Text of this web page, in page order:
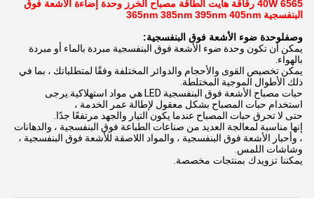
6565 40W رقاقة هايت الطاقة مصباح الخرز وحدة إضاءة الأشعة فوق
البنفسجية 365nm 385nm 395nm 405nm
وصفلوحدة ضوء الأشعة فوق البنفسجية:
يمكن أن تكون وحدة ضوء الأشعة فوق البنفسجية مبردة بالماء أو مبردة
بالهواء.
يمكن تخصيص القوى والأحجام والدوائر المختلفة وفقًا لمتطلباتك ، بما في
ذلك الأطوال الموجية المختلطة.
حبات مصباح الأشعة فوق البنفسجية LED هي مواد استهلاكية.يرجى
استخدام حبات المصباح بشكل معقول لإطالة عمر الخدمة ،
حتى لا تحرق حبات المصباح عندما يكون التيار والجهد مرتفعًا جدًا.
إنها مناسبة لمعالجة العديد من صناعات الطباعة فوق البنفسجية ، والدهانات
، وأحبار الأشعة فوق البنفسجية ، والمواد اللاصقة للأشعة فوق البنفسجية ،
وشاشات اللمس.
يمكننا تزويدك بمنتجات مخصصة.